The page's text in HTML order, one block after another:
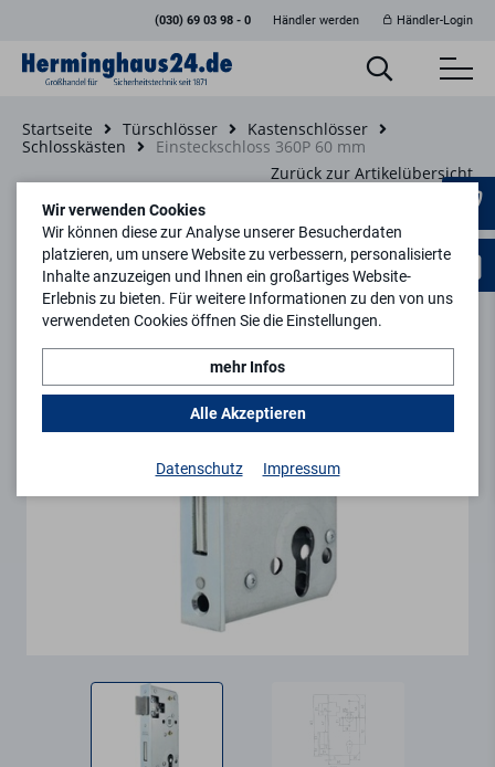
(030) 69 03 98 - 0 Händler werden Händler-Login
Startseite Türschlösser
Kastenschlösser
Schlosskästen
Einsteckschloss 360P 60 mm
Zurück zur Artikelübersicht
Wir verwenden Cookies
Wir können diese zur Analyse unserer Besucherdaten
platzieren, um unsere Website zu verbessern, personalisierte
Inhalte anzuzeigen und Ihnen ein großartiges Website-
Erlebnis zu bieten. Für weitere Informationen zu den von uns
verwendeten Cookies öffnen Sie die Einstellungen.
mehr Infos
Alle Akzeptieren
Datenschutz Impressum